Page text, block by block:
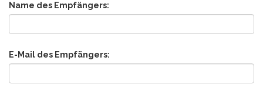
Name des Empfängers:
E-Mail des Empfängers: